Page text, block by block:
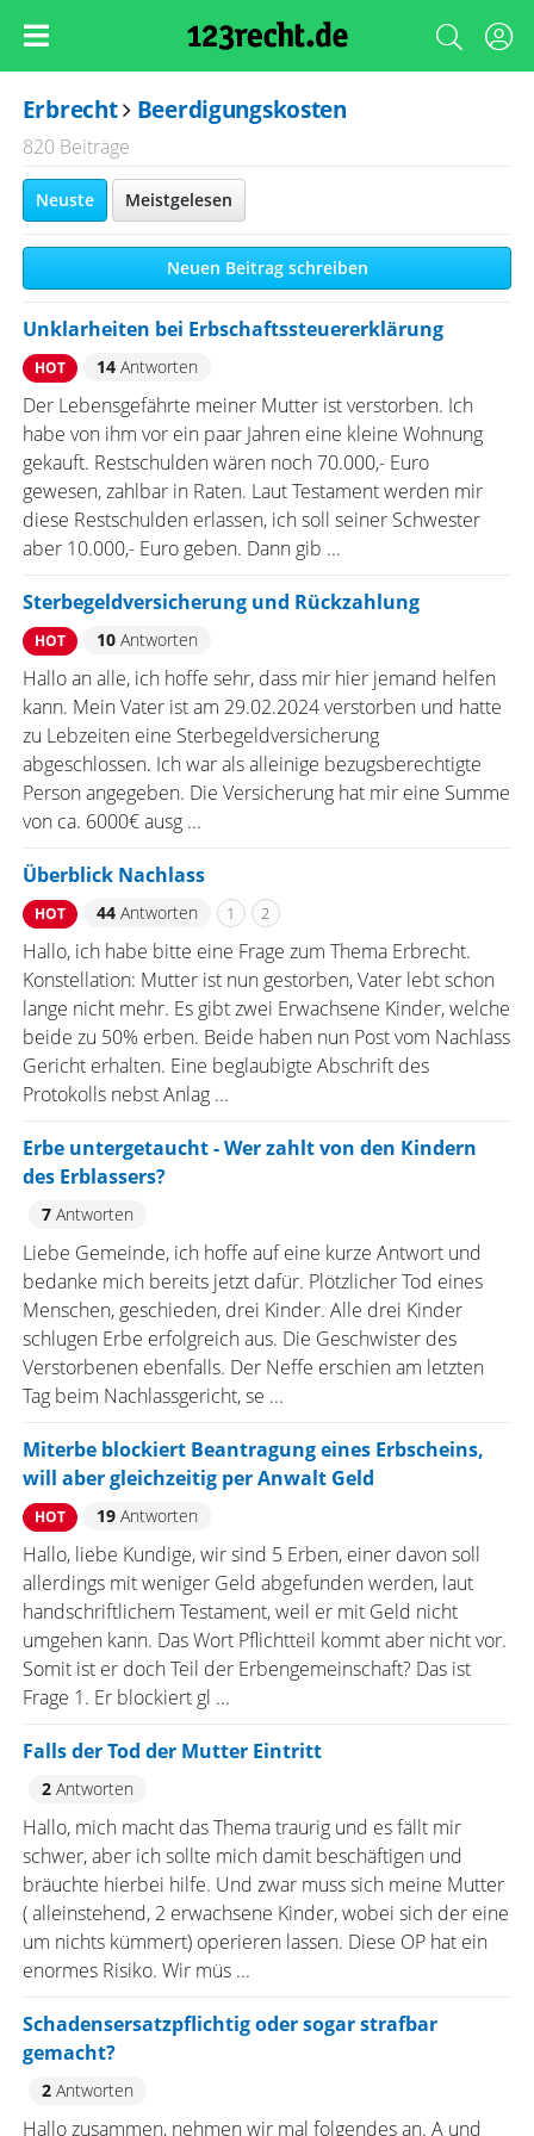
Erbrecht Beerdigungskosten
820 Beiträge
Neuste Meistgelesen
Neuen Beitrag schreiben
Unklarheiten bei Erbschaftssteuererklärung
HOT 14Antworten
Der Lebensgefährte meiner Mutter ist verstorben. Ich
habe von ihm vor ein paar Jahren eine kleine Wohnung
gekauft. Restschulden wären noch 70.000,- Euro
gewesen, zahlbar in Raten. Laut Testament werden mir
diese Restschulden erlassen, ich soll seiner Schwester
aber 10.000,- Euro geben. Dann gib ...
Sterbegeldversicherung und Rückzahlung
HOT 10Antworten
Hallo an alle, ich hoffe sehr, dass mir hier jemand helfen
kann. Mein Vater ist am 29.02.2024 verstorben und hatte
zu Lebzeiten eine Sterbegeldversicherung
abgeschlossen. Ich war als alleinige bezugsberechtigte
Person angegeben. Die Versicherung hat mir eine Summe
von ca. 6000€ ausg ...
Überblick Nachlass
HOT 44Antworten 1 2
Hallo, ich habe bitte eine Frage zum Thema Erbrecht.
Konstellation: Mutter ist nun gestorben, Vater lebt schon
lange nicht mehr. Es gibt zwei Erwachsene Kinder, welche
beide zu 50% erben. Beide haben nun Post vom Nachlass
Gericht erhalten. Eine beglaubigte Abschrift des
Protokolls nebst Anlag ...
Erbe untergetaucht - Wer zahlt von den Kindern
des Erblassers?
7Antworten
Liebe Gemeinde, ich hoffe auf eine kurze Antwort und
bedanke mich bereits jetzt dafür. Plötzlicher Tod eines
Menschen, geschieden, drei Kinder. Alle drei Kinder
schlugen Erbe erfolgreich aus. Die Geschwister des
Verstorbenen ebenfalls. Der Neffe erschien am letzten
Tag beim Nachlassgericht, se ...
Miterbe blockiert Beantragung eines Erbscheins,
will aber gleichzeitig per Anwalt Geld
HOT 19Antworten
Hallo, liebe Kundige, wir sind 5 Erben, einer davon soll
allerdings mit weniger Geld abgefunden werden, laut
handschriftlichem Testament, weil er mit Geld nicht
umgehen kann. Das Wort Pflichtteil kommt aber nicht vor.
Somit ist er doch Teil der Erbengemeinschaft? Das ist
Frage 1. Er blockiert gl ...
Falls der Tod der Mutter Eintritt
2Antworten
Hallo, mich macht das Thema traurig und es fällt mir
schwer, aber ich sollte mich damit beschäftigen und
bräuchte hierbei hilfe. Und zwar muss sich meine Mutter
( alleinstehend, 2 erwachsene Kinder, wobei sich der eine
um nichts kümmert) operieren lassen. Diese OP hat ein
enormes Risiko. Wir müs ...
Schadensersatzpflichtig oder sogar strafbar
gemacht?
2Antworten
Hallo zusammen, nehmen wir mal folgendes an. A und